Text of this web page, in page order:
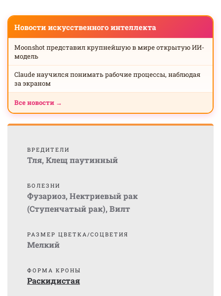
Новости искусственного интеллекта
Moonshot представил крупнейшую в мире открытую ИИ-
модель
Claude научился понимать рабочие процессы, наблюдая
за экраном
Все новости →
ВРЕДИТЕЛИ
Тля, Клещ паутинный
БОЛЕЗНИ
Фузариоз, Нектриевый рак
(Ступенчатый рак), Вилт
РАЗМЕР ЦВЕТКА/СОЦВЕТИЯ
Мелкий
ФОРМА КРОНЫ
Раскидистая